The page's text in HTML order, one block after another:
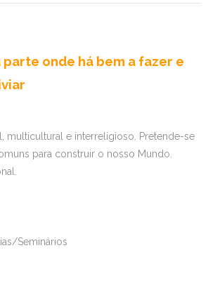
parte onde há bem a fazer e
multicultural e interreligioso. Pretende-se
para construir o nosso Mundo.
Seminários